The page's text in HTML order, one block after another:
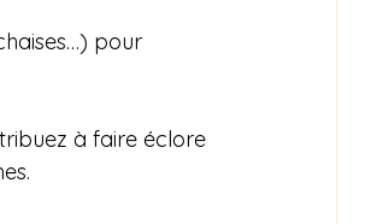
pour
à faire éclore